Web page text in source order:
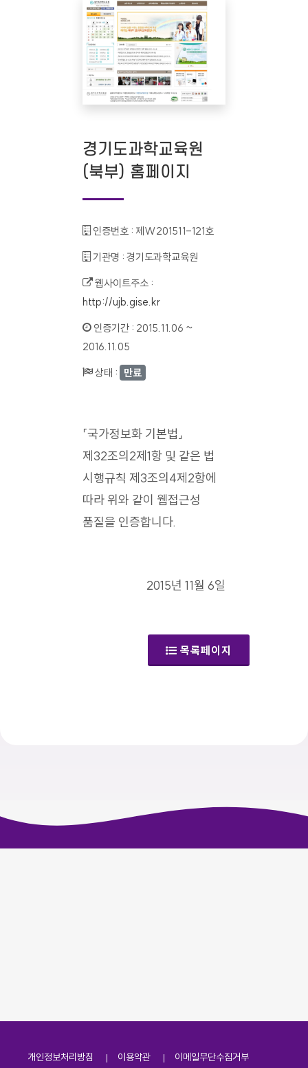
경기도과학교육원
(북부) 홈페이지
인증번호 : 제W201511-121호
기관명 : 경기도과학교육원
웹사이트주소 :
http://ujb.gise.kr
인증기간 : 2015.11.06 ~
2016.11.05
상태 : 만료
「국가정보화 기본법」
제32조의2제1항 및 같은 법
시행규칙 제3조의4제2항에
따라 위와 같이 웹접근성
품질을 인증합니다.
2015년 11월 6일
목록페이지
개인정보처리방침 이용약관 이메일무단수집거부